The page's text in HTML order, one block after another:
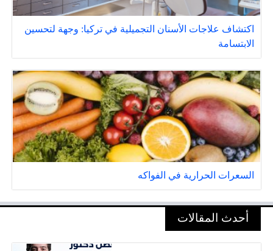
اكتشاف علاجات الأسنان التجميلية في تركيا: وجهة لتحسين
الابتسامة
السعرات الحرارية في الفواكه
أحدث المقالات